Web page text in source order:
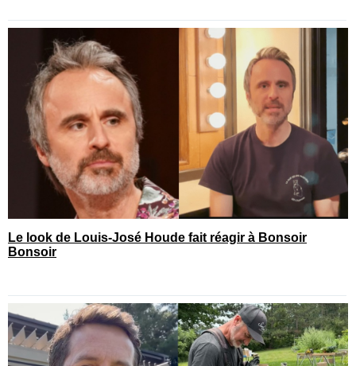
Le look de Louis-José Houde fait réagir à Bonsoir
Bonsoir